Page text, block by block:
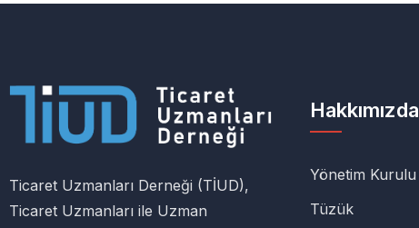
Ticaret Uzmanları Derneği (TİUD),
Ticaret Uzmanları ile Uzman
Hakkımızda
Yönetim Kurulu
Tüzük